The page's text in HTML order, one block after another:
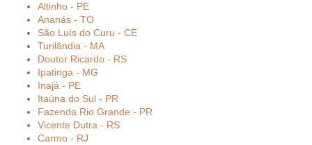
Altinho - PE
Ananás - TO
São Luís do Curu - CE
Turilândia - MA
Doutor Ricardo - RS
Ipatinga - MG
Inajá - PE
Itaúna do Sul - PR
Fazenda Rio Grande - PR
Vicente Dutra - RS
Carmo - RJ